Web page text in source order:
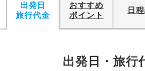
出発日
旅行代金
おすすめ
ポイント
日
出発日・旅行